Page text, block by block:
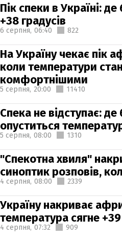
Пік спеки в Україні:
+38 градусів
6 серпня, 06:40 822
На Україну чекає пік
коли температури
комфортнішими
5 серпня, 20:00 11410
Спека не відступає:
опуститься
5 серпня, 08:00 1310
"Спекотна хвиля"
синоптик розповів,
4 серпня, 08:00 2339
Україну накриває
температура сягне +39
4 серпня, 07:32 909